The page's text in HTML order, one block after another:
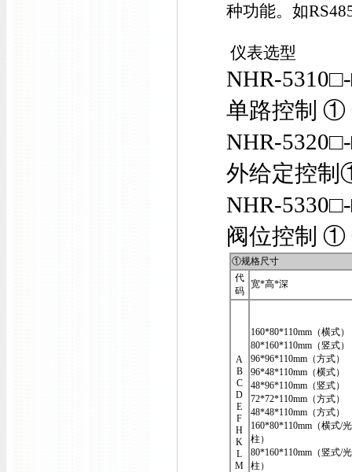
种功能。如
仪表选型
NHR-
单路控
NHR-
外给定
NHR-
阀位控
①规格尺寸
代
码
宽*高*深
A
B
C
D
E
F
H
K
L
M
160*80*110mm（横式）
80*160*110mm（竖式）
96*96*110mm（方式）
96*48*110mm（横式）
48*96*110mm（竖式）
72*72*110mm（方式）
48*48*110mm（方式）
160*80*110mm（横式/光
柱）
80*160*110mm（竖式/光
柱）